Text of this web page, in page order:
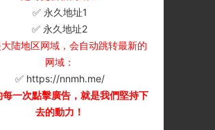
✅ 永久地址1
✅ 永久地址2
陆地区网域，会自动跳转最新的
网域：
✅ https://nnmh.me/
每一次點擊廣告，就是我們堅持下
去的動力！